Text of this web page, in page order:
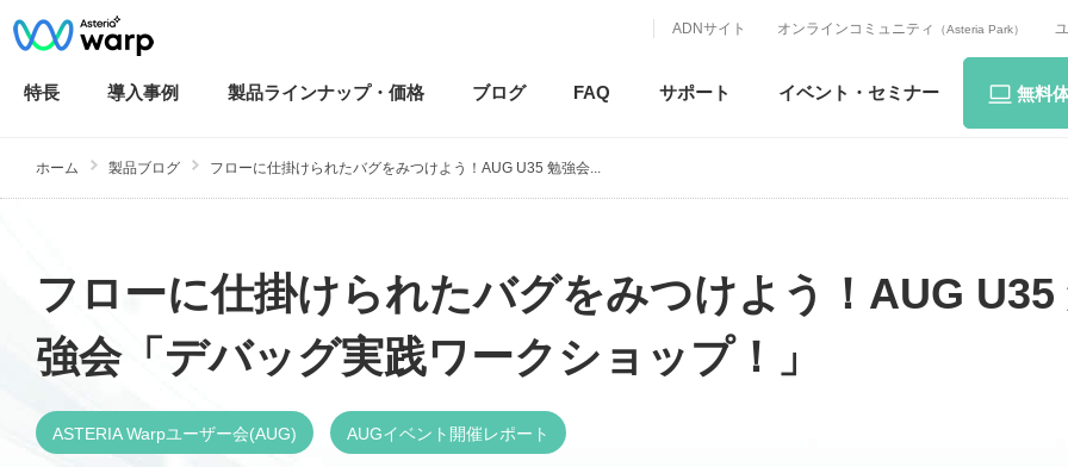
ADNサイト オンラインコミュニティ （Asteria Park）
特長 導入事例 製品ラインナップ・ 価格 ブログ FAQ サポート イベント・ セミナー 無料
ホーム 製品ブログ フローに仕掛けられたバグをみつけよう！AUG U35 勉強会...
フローに仕掛けられたバグをみつけよう！AUG U35
強会「デバッグ実践ワークショップ！」
ASTERIA Warpユーザー会(AUG) AUGイベント開催レポート